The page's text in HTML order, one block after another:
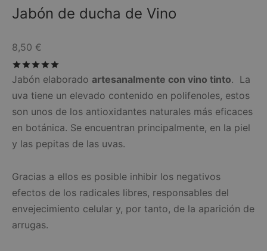
Jabón de ducha de Vino
8,50 €
Jabón elaborado artesanalmente con vino tinto. La
uva tiene un elevado contenido en polifenoles, estos
son unos de los antioxidantes naturales más eficaces
en botánica. Se encuentran principalmente, en la piel
y las pepitas de las uvas.
Gracias a ellos es posible inhibir los negativos
efectos de los radicales libres, responsables del
envejecimiento celular y, por tanto, de la aparición de
arrugas.